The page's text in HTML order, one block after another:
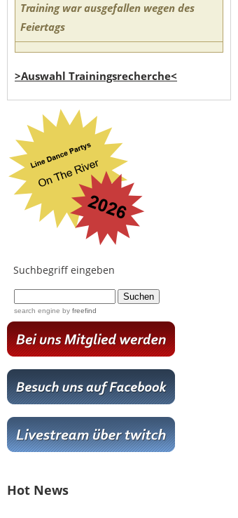
Training war ausgefallen wegen des
Feiertags
>Auswahl Trainingsrecherche<
Suchbegriff eingeben
search engine by freefind
Hot News